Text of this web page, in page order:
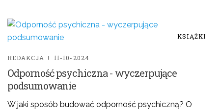
KSIĄŻKI
REDAKCJA 11-10-2024
Odporność psychiczna - wyczerpujące
podsumowanie
W jaki sposób budować odporność psychiczną? O